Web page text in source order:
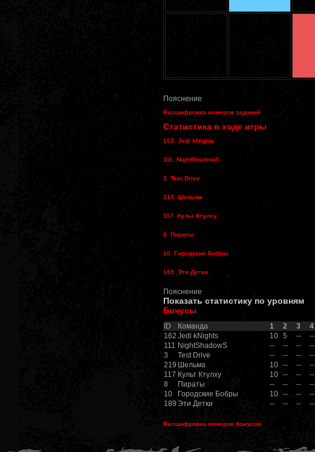
Пояснение
Расшифровка номеров заданий
Статистика в ходе игры
162. Jedi kNights
111. NightShadowS
3. Test Drive
219. Шельма
117. Культ Ктулху
8. Пираты
10. Городские Бобры
189. Эти Детки
Пояснение
Показать статистику по уровням
Бонусы
ID Команда 1 2 3 4
162 Jedi kNights 10 5 -- --
111 NightShadowS -- -- -- --
3
Test Drive -- -- -- --
219 Шельма 10 -- -- --
117 Культ Ктулху 10 -- -- --
8
Пираты -- -- -- --
10
Городские Бобры 10 -- -- --
189 Эти Детки -- -- -- --
Расшифровка номеров бонусов